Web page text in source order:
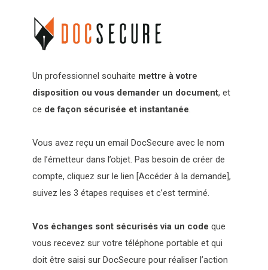
Un professionnel souhaite mettre à votre
disposition ou vous demander un document, et
ce de façon sécurisée et instantanée.
Vous avez reçu un email DocSecure avec le nom
de l’émetteur dans l’objet. Pas besoin de créer de
compte, cliquez sur le lien [Accéder à la demande],
suivez les 3 étapes requises et c’est terminé.
Vos échanges sont sécurisés via un code que
vous recevez sur votre téléphone portable et qui
doit être saisi sur DocSecure pour réaliser l’action